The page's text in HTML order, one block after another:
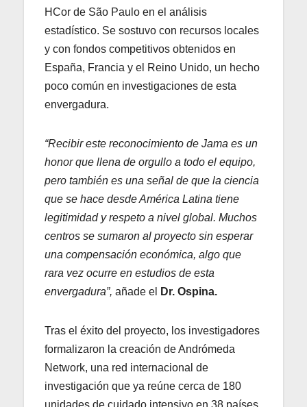
HCor de São Paulo en el análisis
estadístico. Se sostuvo con recursos locales
y con fondos competitivos obtenidos en
España, Francia y el Reino Unido, un hecho
poco común en investigaciones de esta
envergadura.
“Recibir este reconocimiento de Jama es un
honor que llena de orgullo a todo el equipo,
pero también es una señal de que la ciencia
que se hace desde América Latina tiene
legitimidad y respeto a nivel global. Muchos
centros se sumaron al proyecto sin esperar
una compensación económica, algo que
rara vez ocurre en estudios de esta
envergadura”, añade el Dr. Ospina.
Tras el éxito del proyecto, los investigadores
formalizaron la creación de Andrómeda
Network, una red internacional de
investigación que ya reúne cerca de 180
unidades de cuidado intensivo en 38 países